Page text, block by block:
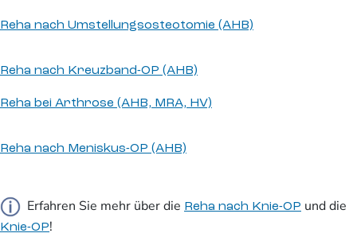
Reha nach Umstellungsosteotomie (AHB)
Reha nach Kreuzband-OP (AHB)
Reha bei Arthrose (AHB, MRA, HV)
Reha nach Meniskus-OP (AHB)
Erfahren Sie mehr über die Reha nach Knie-OP und die
Knie-OP!